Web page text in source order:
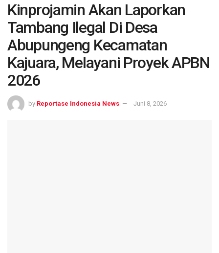
Kinprojamin Akan Laporkan
Tambang Ilegal Di Desa
Abupungeng Kecamatan
Kajuara, Melayani Proyek APBN
2026
by Reportase Indonesia News Juni 8, 2026